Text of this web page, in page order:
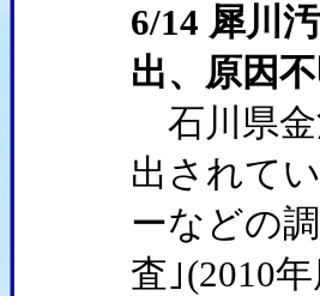
6/14 犀川
出、原因不
石川県金
出されて
ーなどの
査｣(2010